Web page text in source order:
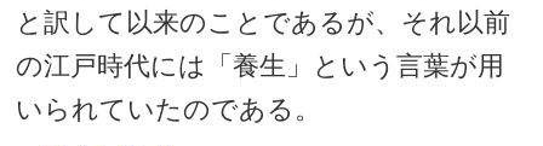
と訳して以来のことであるが、それ以前
の江戸時代には「養生」という言葉が用
いられていたのである。